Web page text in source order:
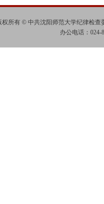
权所有 © 中共沈阳师范大学纪律检
办公电话：024-